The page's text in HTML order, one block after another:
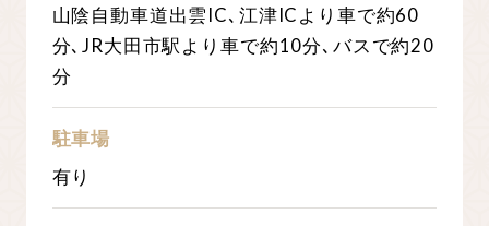
山陰自動車道出雲IC､江津ICより車で約60
分､JR大田市駅より車で約10分､バスで約20
分
駐車場
有り